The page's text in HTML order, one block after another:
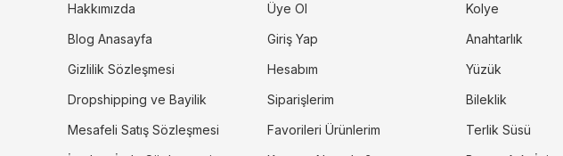
Hakkımızda
Blog Anasayfa
Gizlilik Sözleşmesi
Dropshipping ve Bayilik
Mesafeli Satış Sözleşmesi
Üye Ol
Giriş Yap
Hesabım
Siparişlerim
Favorileri Ürünlerim
Kolye
Anahtarlık
Yüzük
Bileklik
Terlik Süsü